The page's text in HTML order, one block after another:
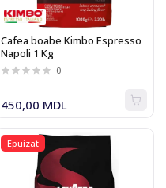
Cafea boabe Kimbo Espresso
Napoli 1 Kg
0
450,00 MDL
Epuizat